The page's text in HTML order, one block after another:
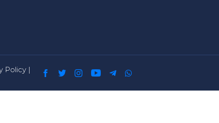
Policy |